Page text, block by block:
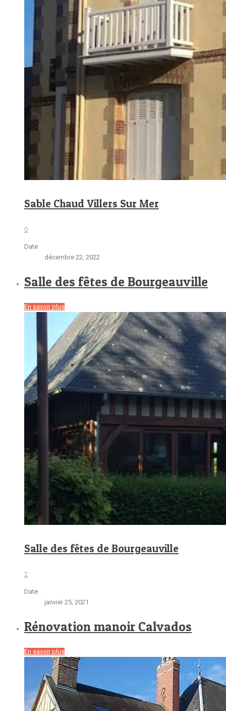
Sable Chaud Villers Sur Mer
0
Date
décembre 22, 2022
Salle des fêtes de Bourgeauville
En savoir plus
Salle des fêtes de Bourgeauville
2
Date
janvier 25, 2021
Rénovation manoir Calvados
En savoir plus